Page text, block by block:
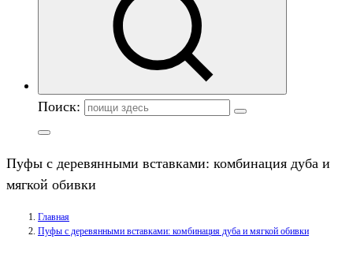
Поиск:
Пуфы с деревянными вставками: комбинация дуба и
мягкой обивки
Главная
Пуфы с деревянными вставками: комбинация дуба и мягкой обивки